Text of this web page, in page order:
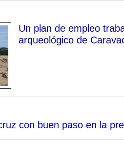
Un plan de empleo
arqueológico de
con buen paso en la